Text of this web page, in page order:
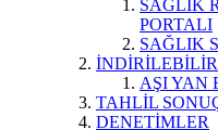
SAĞLIK
PORTALI
SAĞLIK
AŞI YAN
TAHLİL
DENETİMLER